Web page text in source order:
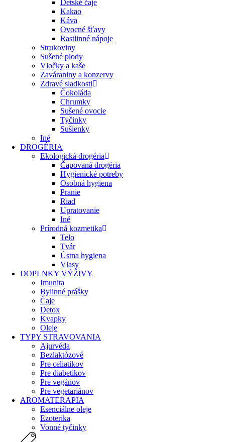
Detské čaje
Kakao
Káva
Ovocné šťavy
Rastlinné nápoje
Strukoviny
Sušené plody
Vločky a kaše
Zaváraniny a konzervy
Zdravé sladkosti
Čokoláda
Chrumky
Sušené ovocie
Tyčinky
Sušienky
Iné
DROGÉRIA
Ekologická drogéria
Čapovaná drogéria
Hygienické potreby
Osobná hygiena
Pranie
Riad
Upratovanie
Iné
Prírodná kozmetika
Telo
Tvár
Ústna hygiena
Vlasy
DOPLNKY VÝŽIVY
Imunita
Bylinné prášky
Čaje
Detox
Kvapky
Oleje
TYPY STRAVOVANIA
Ajurvéda
Bezlaktózové
Pre celiatikov
Pre diabetikov
Pre vegánov
Pre vegetariánov
AROMATERAPIA
Esenciálne oleje
Ezoterika
Vonné tyčinky